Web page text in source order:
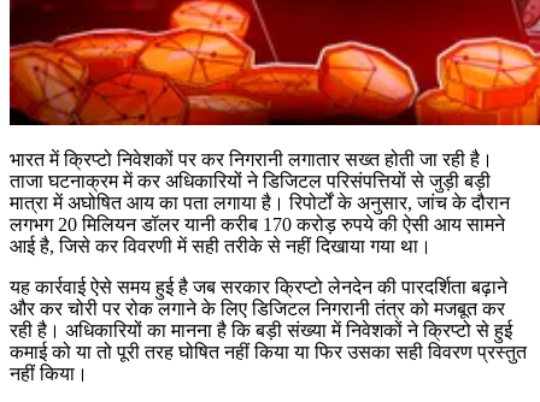
भारत में क्रिप्टो निवेशकों पर कर निगरानी लगातार सख्त होती जा रही है।
ताजा घटनाक्रम में कर अधिकारियों ने डिजिटल परिसंपत्तियों से जुड़ी बड़ी
मात्रा में अघोषित आय का पता लगाया है। रिपोर्टों के अनुसार, जांच के दौरान
लगभग 20 मिलियन डॉलर यानी करीब 170 करोड़ रुपये की ऐसी आय सामने
आई है, जिसे कर विवरणी में सही तरीके से नहीं दिखाया गया था।
यह कार्रवाई ऐसे समय हुई है जब सरकार क्रिप्टो लेनदेन की पारदर्शिता बढ़ाने
और कर चोरी पर रोक लगाने के लिए डिजिटल निगरानी तंत्र को मजबूत कर
रही है। अधिकारियों का मानना है कि बड़ी संख्या में निवेशकों ने क्रिप्टो से हुई
कमाई को या तो पूरी तरह घोषित नहीं किया या फिर उसका सही विवरण प्रस्तुत
नहीं किया।